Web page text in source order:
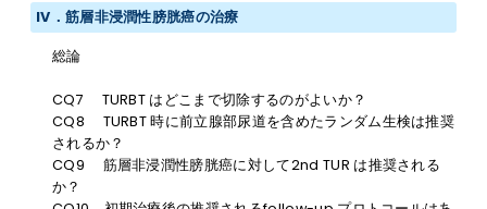
IV．筋層非浸潤性膀胱癌の治療
総論
CQ7 TURBT はどこまで切除するのがよいか？
CQ8 TURBT 時に前立腺部尿道を含めたランダム生検は推奨
されるか？
CQ9 筋層非浸潤性膀胱癌に対して2nd TUR は推奨される
か？